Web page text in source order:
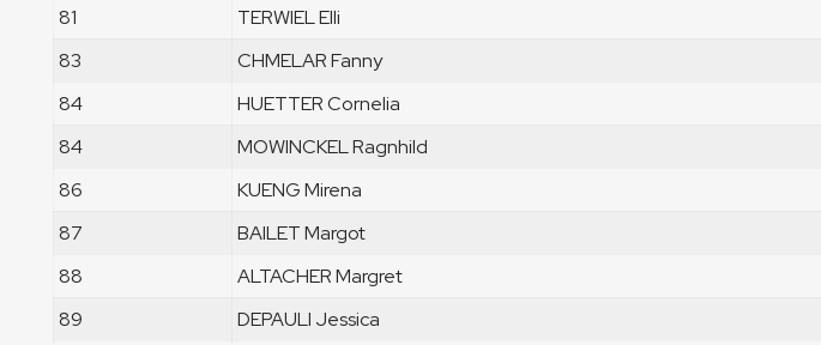
81
TERWIEL Elli
83
CHMELAR Fanny
84
HUETTER Cornelia
84
MOWINCKEL Ragnhild
86
KUENG Mirena
87
BAILET Margot
88
ALTACHER Margret
89
DEPAULI Jessica